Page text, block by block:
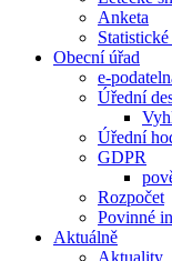
Anketa
Obecní úřad
e-
Úřední
Úřední
GDPR
Rozpočet
Povinné
Aktuálně
Aktuality